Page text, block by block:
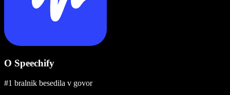
O Speechify
#1 bralnik besedila v govor